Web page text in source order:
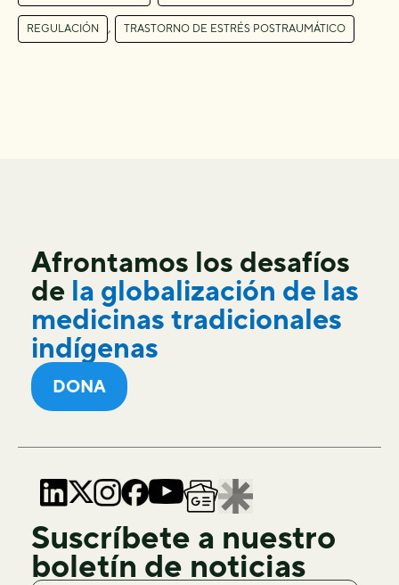
REGULACIÓN , TRASTORNO DE ESTRÉS POSTRAUMÁTICO
Afrontamos los desafíos
de la globalización de las
medicinas tradicionales
indígenas
DONA
Suscríbete a nuestro
boletín de noticias